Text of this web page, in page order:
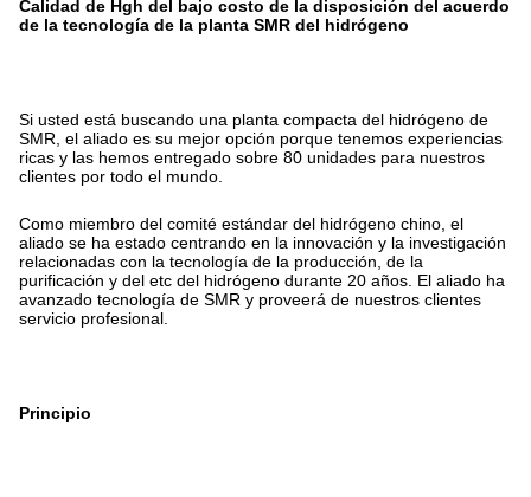
Calidad de Hgh del bajo costo de la disposición del acuerdo
de la tecnología de la planta SMR del hidrógeno
Si usted está buscando una planta compacta del hidrógeno de
SMR, el aliado es su mejor opción porque tenemos experiencias
ricas y las hemos entregado sobre 80 unidades para nuestros
clientes por todo el mundo.
Como miembro del comité estándar del hidrógeno chino, el
aliado se ha estado centrando en la innovación y la investigación
relacionadas con la tecnología de la producción, de la
purificación y del etc del hidrógeno durante 20 años. El aliado ha
avanzado tecnología de SMR y proveerá de nuestros clientes
servicio profesional.
Principio